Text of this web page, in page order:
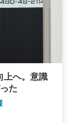
上へ。意識
た